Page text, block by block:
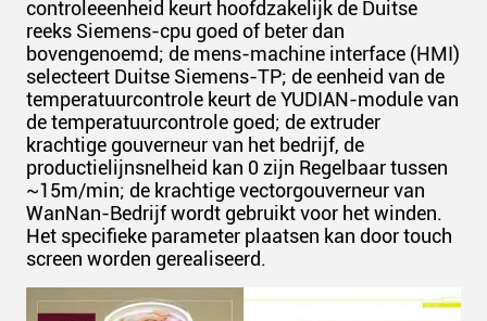
controleeenheid keurt hoofdzakelijk de Duitse
reeks Siemens-cpu goed of beter dan
bovengenoemd; de mens-machine interface (HMI)
selecteert Duitse Siemens-TP; de eenheid van de
temperatuurcontrole keurt de YUDIAN-module van
de temperatuurcontrole goed; de extruder
krachtige gouverneur van het bedrijf, de
productielijnsnelheid kan 0 zijn Regelbaar tussen
~15m/min; de krachtige vectorgouverneur van
WanNan-Bedrijf wordt gebruikt voor het winden.
Het specifieke parameter plaatsen kan door touch
screen worden gerealiseerd.